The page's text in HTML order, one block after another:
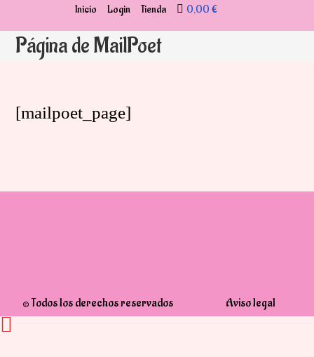
contenido
Inicio Login Tienda 0,00 €
Página de MailPoet
[mailpoet_page]
© Todos los derechos reservados Aviso legal